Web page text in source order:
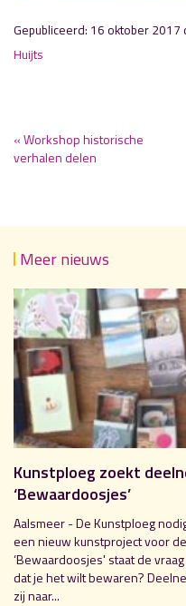
Gepubliceerd: 16 oktober
Huijts
« Workshop historische
verhalen delen
Meer nieuws
Kunstploeg zoekt
‘Bewaardoosjes’
Aalsmeer - De Kunstploeg
een nieuw kunstproject voor
‘Bewaardoosjes' staat de
dat je het wilt bewaren?
zij naar...